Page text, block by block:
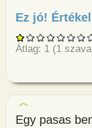
Ez jó!
Átlag: 1 (1
Egy pasas